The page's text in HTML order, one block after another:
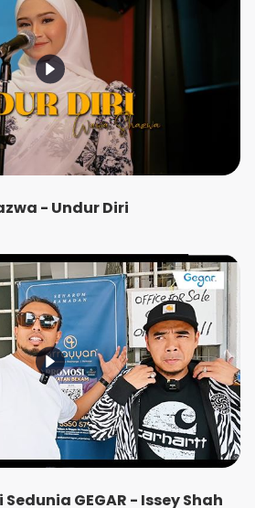
- Undur Diri
Sedunia GEGAR - Issey Shah